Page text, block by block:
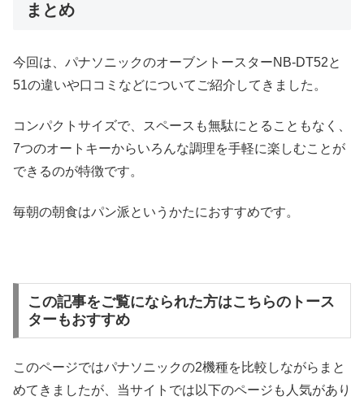
まとめ
今回は、パナソニックのオーブントースターNB-DT52と
51の違いや口コミなどについてご紹介してきました。
コンパクトサイズで、スペースも無駄にとることもなく、
7つのオートキーからいろんな調理を手軽に楽しむことが
できるのが特徴です。
毎朝の朝食はパン派というかたにおすすめです。
この記事をご覧になられた方はこちらのトース
ターもおすすめ
このページではパナソニックの2機種を比較しながらまと
めてきましたが、当サイトでは以下のページも人気があり